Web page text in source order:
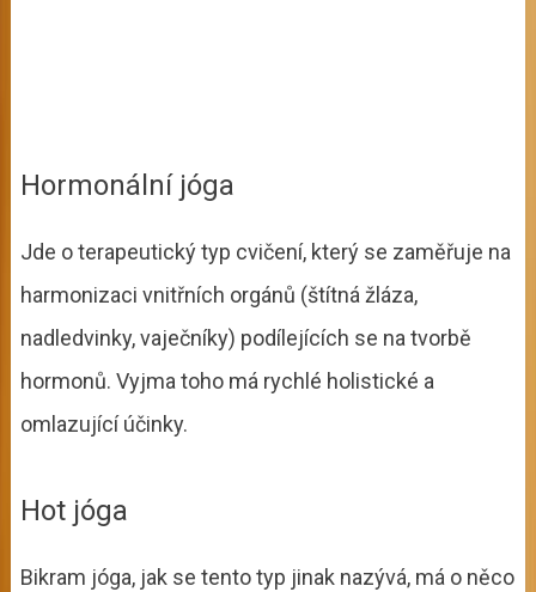
Hormonální jóga
Jde o terapeutický typ cvičení, který se zaměřuje na
harmonizaci vnitřních orgánů (štítná žláza,
nadledvinky, vaječníky) podílejících se na tvorbě
hormonů. Vyjma toho má rychlé holistické a
omlazující účinky.
Hot jóga
Bikram jóga, jak se tento typ jinak nazývá, má o něco